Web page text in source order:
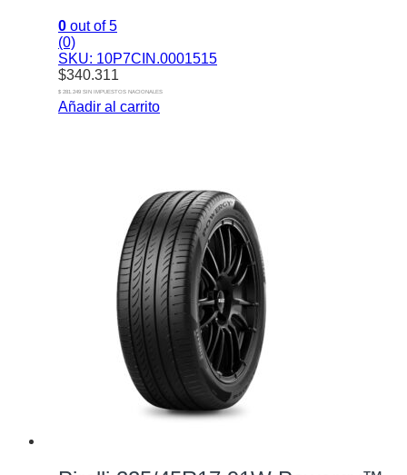
0 out of 5
(0)
SKU: 10P7CIN.0001515
$340.311
$ 281.249 SIN IMPUESTOS NACIONALES
Añadir al carrito